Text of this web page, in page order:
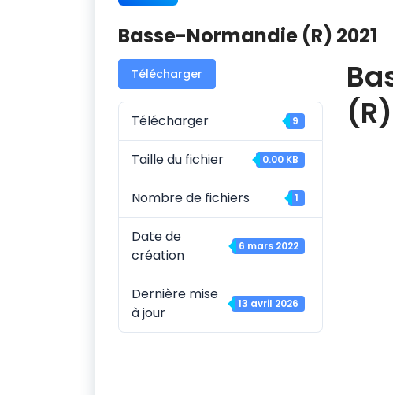
Basse-Normandie (R) 2021
Télécharger
Télécharger 9
Taille du fichier 0.00 KB
Nombre de fichiers 1
Date de
création
6 mars 2022
Dernière mise
à jour
13 avril 2026